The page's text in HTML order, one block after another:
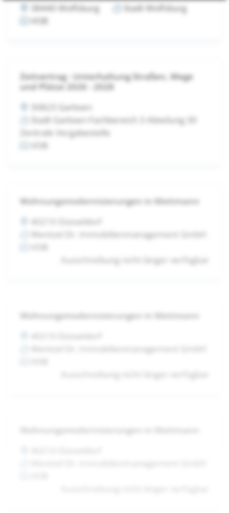
38440 Wolfsburg
Stadt Wolfsburg
VOB
Zeitvertrag - Unterhaltung Straßen, Wege
und Plätze 2026 - 2028
30823 Garbsen
Stadt Garbsen Fachbereich 3 Abteilung 30
Zentrale Vergabestelle
VOB
Wohnungsmodernisierungen in Mettmann
40210 Düsseldorf
Wentzel Dr. Immobilienmanagement GmbH
Ausschreibung nicht länger verfügbar
Wohnungsmodernisierungen in Mettmann
Wentzel Dr. Immobilienmanagement GmbH
Wohnungsmodernisierungen in Mettmann